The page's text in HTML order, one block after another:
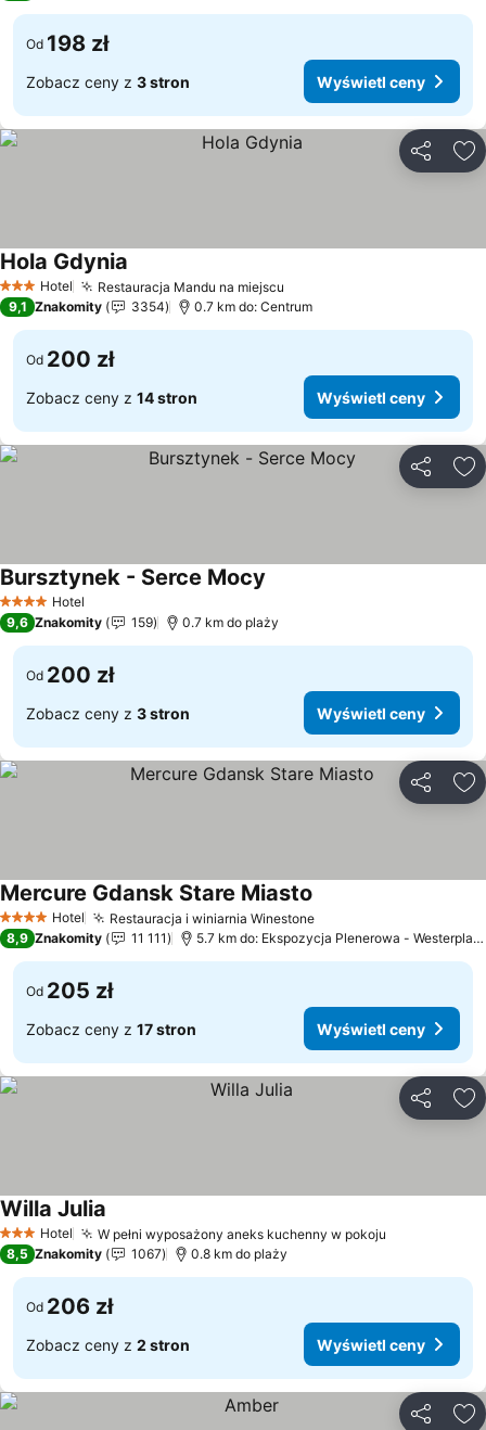
Od 198 zł
Zobacz ceny z 3 stron Wyświetl ceny
3 Kategoria
Hotel Restauracja Mandu na miejscu
Hola Gdynia
9,1 Znakomity 3354 0.7 km do: Centrum
Od 200 zł
Zobacz ceny z 14 stron Wyświetl ceny
4 KategoriaHotel
Bursztynek - Serce Mocy
9,6 Znakomity 159 0.7 km do plaży
Od 200 zł
Zobacz ceny z 3 stron Wyświetl ceny
4 KategoriaHotel Restauracja i winiarnia WinestoneWyświetl ceny
Mercure Gdansk Stare Miasto
8,9 Znakomity 11 111 5.7 km do: Ekspozycja Plenerowa -
Od 205 zł
Zobacz ceny z 17 stron Wyświetl ceny
3 Kategoria
Hotel W pełni wyposażony aneks kuchenny w pokoju
Willa Julia
8,5 Znakomity 1067 0.8 km do plaży
Od 206 zł
Zobacz ceny z 2 stron Wyświetl ceny